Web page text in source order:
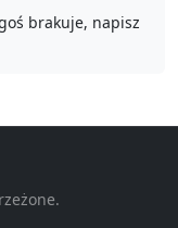
brakuje, napisz